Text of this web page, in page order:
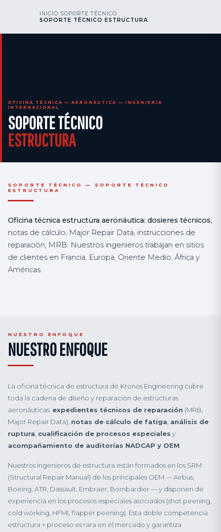
nos
engineering
LLÁMENOS AOG 24/7
OFICINA TÉCNICA — AERONÁUTICA — INGENIERÍA
INTERNACIONAL
SOPORTE TÉCNICO
ESTRUCTURA
INICIO SOPORTE TÉCNICO
SOPORTE TÉCNICO ESTRUCTURA
SOPORTE TÉCNICO — SOPORTE TÉCNICO
ESTRUCTURA
Oficina técnica estructura aeronáutica: dosieres técnicos,
notas de cálculo, Major Repair Data, instrucciones de
reparación, MRB. Nuestros ingenieros trabajan en sitios
de clientes en Francia, Europa, Oriente Medio, África y
Américas.
NUESTRO ENFOQUE
NUESTRO ENFOQUE
La oficina técnica de estructura de Kronos Engineering cubre
toda la cadena de diseño y reparación de estructuras
aeronáuticas: expedientes técnicos de reparación (MRB,
Major Repair Data), notas de cálculo de fatiga análisis de
ruptura cualificación de procesos especiales y
acompañamiento de auditorías NADCAP y OEM
Nuestros ingenieros de estructura están formados en los SRM
(Structural Repair Manual) de los principales OEM — Airbus,
Boeing, ATR, Dassault, Embraer, Bombardier — y disponen de
experiencia en los procesos especiales asociados (shot peening,
cold working, HFMI, flapper peening). Esta doble competencia
estructura + proceso es rara en el mercado y garantiza